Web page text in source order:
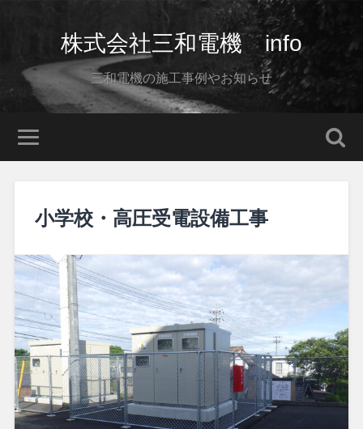
株式会社三和電機 info
三和電機の施工事例やお知らせ
小学校・高圧受電設備工事